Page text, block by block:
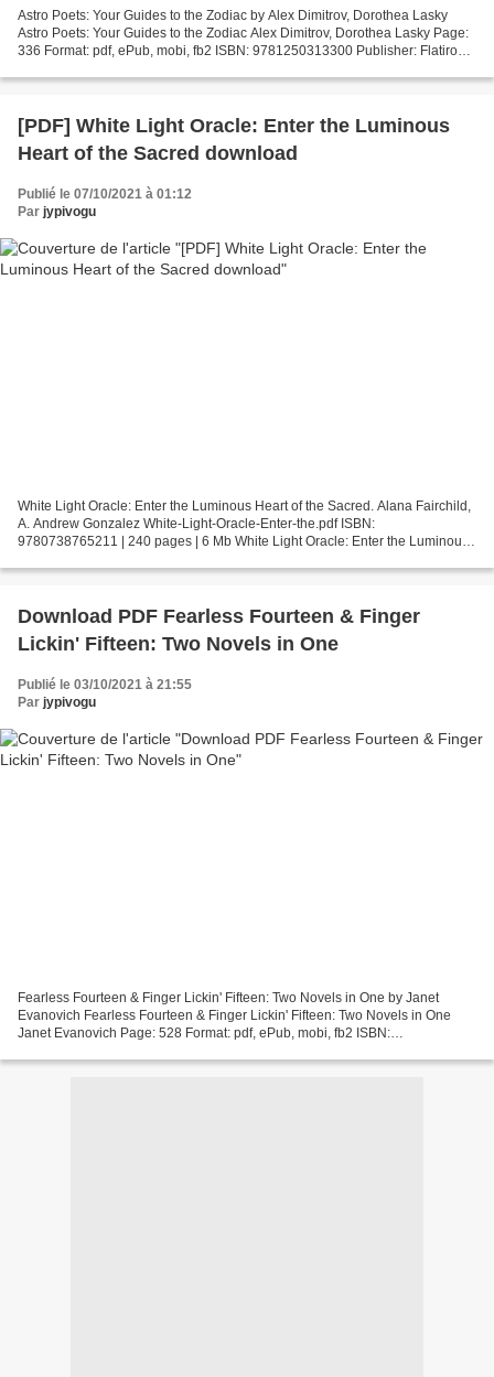
Astro Poets: Your Guides to the Zodiac by Alex Dimitrov, Dorothea Lasky
Astro Poets: Your Guides to the Zodiac Alex Dimitrov, Dorothea Lasky Page:
336 Format: pdf, ePub, mobi, fb2 ISBN: 9781250313300 Publisher: Flatiron
[PDF] White Light Oracle: Enter the Luminous
Heart of the Sacred download
Publié le 07/10/2021 à 01:12
Par jypivogu
White Light Oracle: Enter the Luminous Heart of the Sacred. Alana Fairchild,
A. Andrew Gonzalez White-Light-Oracle-Enter-the.pdf ISBN:
9780738765211 | 240 pages | 6 Mb White Light Oracle: Enter the Luminous
Download PDF Fearless Fourteen & Finger
Lickin' Fifteen: Two Novels in One
Publié le 03/10/2021 à 21:55
Par jypivogu
Fearless Fourteen & Finger Lickin' Fifteen: Two Novels in One by Janet
Evanovich Fearless Fourteen & Finger Lickin' Fifteen: Two Novels in One
Janet Evanovich Page: 528 Format: pdf, ePub, mobi, fb2 ISBN: